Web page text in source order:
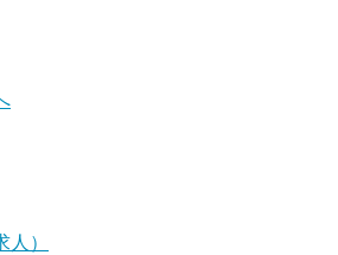
）